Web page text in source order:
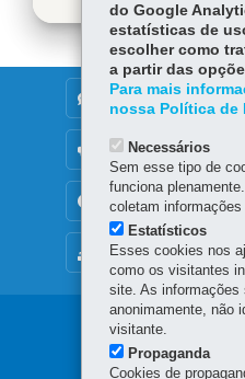
MAPA DO SITE
DENUNCIE CORRUPÇÃO
OUVIDORIA
TRANSPARÊNCIA
Navegação
principal
do Google
estatísticas de
escolher como
a partir das
Para mais
nossa Política de
Necessários
Sem esse tipo de
funciona
coletam
Estatísticos
Esses cookies nos
como os visitantes
site. As informações
anonimamente, não
visitante.
Propaganda
Cookies de